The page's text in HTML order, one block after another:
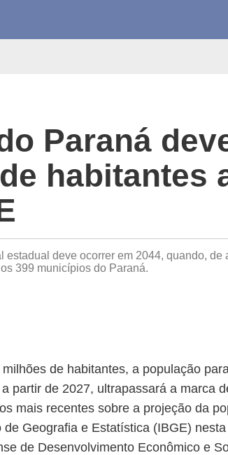
Paraná
habitantes
deve ocorrer em 2044, quando,
399 municípios do Paraná.
de habitantes, a população
partir de 2027, ultrapassará a marca
mais recentes sobre a projeção da
de Geografia e Estatística (IBGE)
de Desenvolvimento Econômico e